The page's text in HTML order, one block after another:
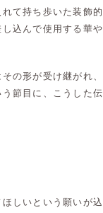
て持ち歩いた装飾的
込んで使用する華や
の形が受け継がれ、
節目に、こうした伝
しいという願いが込